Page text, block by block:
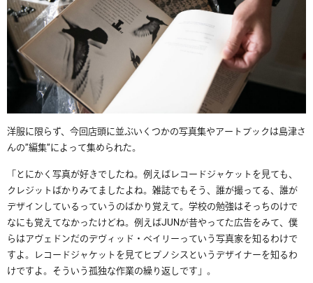
洋服に限らず、今回店頭に並ぶいくつかの写真集やアートブックは島津さ
んの”編集”によって集められた。
「とにかく写真が好きでしたね。例えばレコードジャケットを見ても、
クレジットばかりみてましたよね。雑誌でもそう、誰が撮ってる、誰が
デザインしているっていうのばかり覚えて。学校の勉強はそっちのけで
なにも覚えてなかったけどね。例えばJUNが昔やってた広告をみて、僕
らはアヴェドンだのデヴィッド・ベイリーっていう写真家を知るわけで
すよ。レコードジャケットを見てヒプノシスというデザイナーを知るわ
けですよ。そういう孤独な作業の繰り返しです」。